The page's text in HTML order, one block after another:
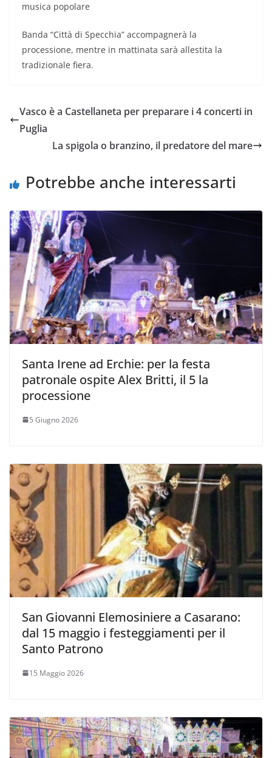
musica popolare
Banda “Città di Specchia” accompagnerà la
processione, mentre in mattinata sarà allestita la
tradizionale fiera.
Vasco è a Castellaneta per preparare i 4 concerti in
Puglia
La spigola o branzino, il predatore del mare
Potrebbe anche interessarti
Santa Irene ad Erchie: per la festa
patronale ospite Alex Britti, il 5 la
processione
5 Giugno 2026
San Giovanni Elemosiniere a Casarano:
dal 15 maggio i festeggiamenti per il
Santo Patrono
15 Maggio 2026